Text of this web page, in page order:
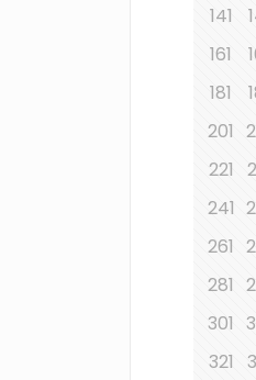
141
161
181
201
221
241
261
281
301
321